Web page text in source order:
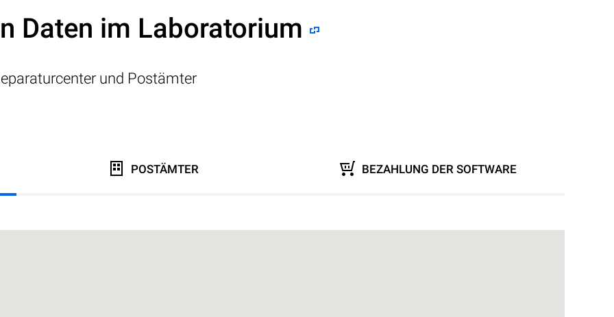
Daten im Laboratorium
und Postämter
POSTÄMTER BEZAHLUNG DER SOFTWARE